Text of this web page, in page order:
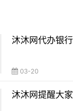
沐沐网代办银
03-20
沐沐网提醒大